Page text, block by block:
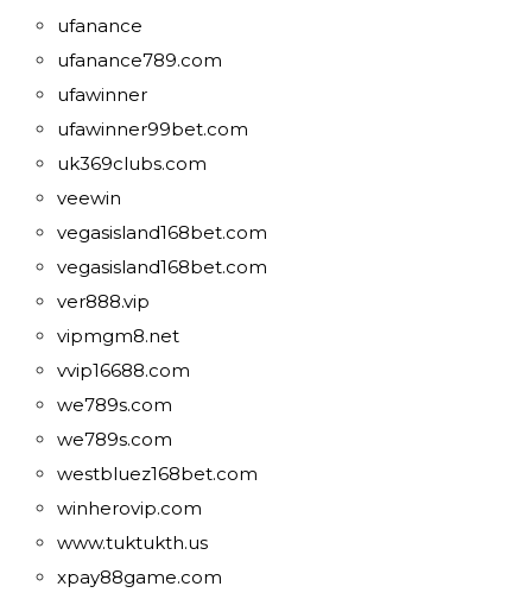
ufanance
ufanance789.com
ufawinner
ufawinner99bet.com
uk369clubs.com
veewin
vegasisland168bet.com
vegasisland168bet.com
ver888.vip
vipmgm8.net
vvip16688.com
we789s.com
we789s.com
westbluez168bet.com
winherovip.com
www.tuktukth.us
xpay88game.com